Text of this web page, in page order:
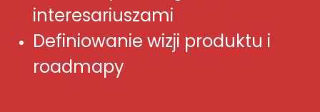
interesariuszami
Definiowanie wizji produktu i
roadmapy